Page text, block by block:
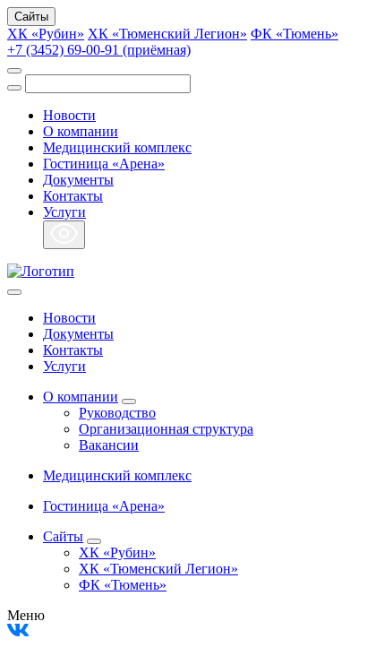
Сайты
ХК «Рубин» ХК «Тюменский Легион» ФК «Тюмень»
+7 (3452) 69-00-91 (приёмная)
Новости
О компании
Медицинский комплекс
Гостиница «Арена»
Документы
Контакты
Услуги
Новости
Документы
Контакты
Услуги
О компании
Руководство
Организационная структура
Вакансии
Медицинский комплекс
Гостиница «Арена»
Сайты
ХК «Рубин»
ХК «Тюменский Легион»
ФК «Тюмень»
Меню